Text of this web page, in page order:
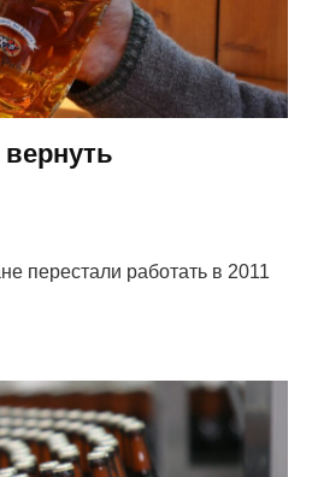
перестали работать в 2011